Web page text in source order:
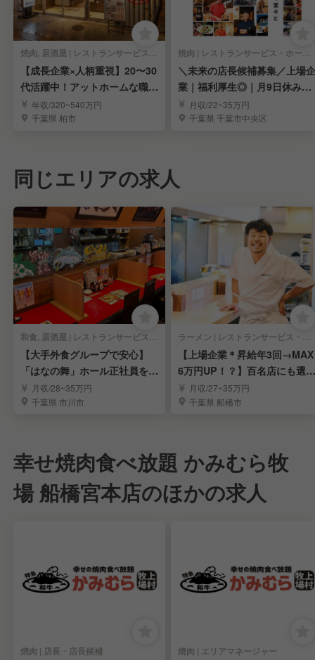
焼肉, 居酒屋 | レストランサービス・ホールスタッフ
【成長企業×人柄重視】20〜30
代活躍中！アットホームな職場
で挑戦！
年収/320~540万円
千葉県 柏市
焼肉 | レストランサービス・ホールスタッフ
＼未来の店長候補募集／上場企
業｜福利厚生◎｜月9日休み｜
７連休制度あります
月収/22~35万円
千葉県 千葉市中央区
同じエリアの求人
和食, 居酒屋 | レストランサービス・ホールスタッフ
【大手外食グループで安心】
「はなの舞」ホール正社員を募
集 月収/28~35万円
千葉県 市川市
ラーメン | レストランサービス・ホールスタッフ
【上場企業＊昇給年3回→MAX
6万円UP！？】百名店にも選ば
れたラーメン屋
月収/27~35万円
千葉県 船橋市
幸せ焼肉食べ放題 かみむら牧
場 船橋宮本店のほかの求人
焼肉 | 店長・店長候補 焼肉 | エリアマネージャー